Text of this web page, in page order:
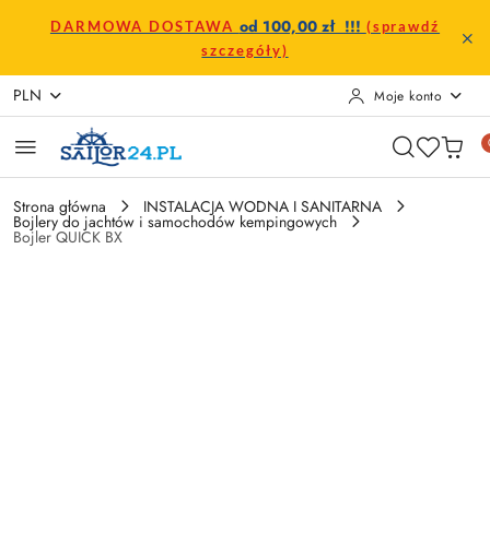
Przejdź do treści głównej
Przejdź do wyszukiwarki
Przejdź do moje konto
Przejdź do menu głównego
Przejdź do opisu produktu
Przejdź do stopki
DARMOWA DOSTAWA od 100,00 zł !!! (sprawdź
szczegóły)
PLN Moje konto
Strona główna INSTALACJA WODNA I SANITARNA
Bojlery do jachtów i samochodów kempingowych
Bojler QUICK BX